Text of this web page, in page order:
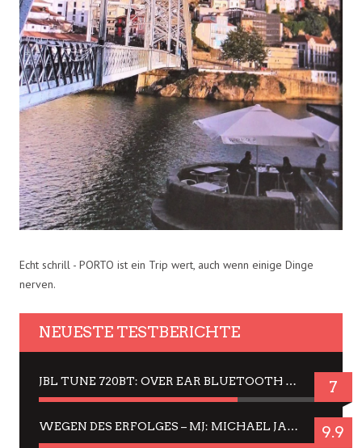
Echt schrill - PORTO ist ein Trip wert, auch wenn einige Dinge
nerven.
NEUESTE TESTBERICHTE
JBL TUNE 720BT: OVER EAR BLUETOOTH KOPFHÖRER UM DIE 50,-€ IM DAUER-TEST 7
WEGEN DES ERFOLGES – MJ: MICHAEL JACKSON MUSICAL IN EINER MATINEE SEHEN 9.9